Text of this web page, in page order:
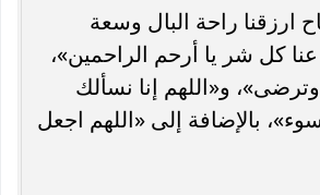
ارزقنا راحة البال وسعة
كل شر يا أرحم الراحمين»،
و«اللهم إنا نسألك
بالإضافة إلى «اللهم اجعل